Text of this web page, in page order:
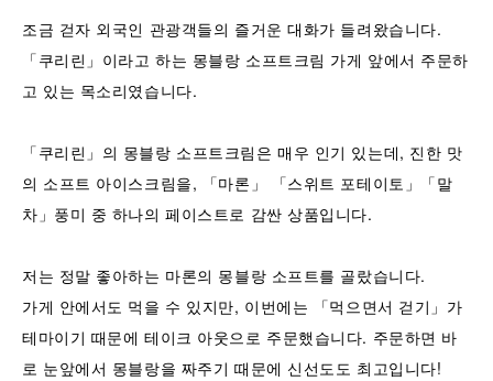
조금 걷자 외국인 관광객들의 즐거운 대화가 들려왔습니다.
「쿠리린」이라고 하는 몽블랑 소프트크림 가게 앞에서 주문하
고 있는 목소리였습니다.
「쿠리린」의 몽블랑 소프트크림은 매우 인기 있는데, 진한 맛
의 소프트 아이스크림을, 「마론」 「스위트 포테이토」「말
차」풍미 중 하나의 페이스트로 감싼 상품입니다.
저는 정말 좋아하는 마론의 몽블랑 소프트를 골랐습니다.
가게 안에서도 먹을 수 있지만, 이번에는 「먹으면서 걷기」가
테마이기 때문에 테이크 아웃으로 주문했습니다. 주문하면 바
로 눈앞에서 몽블랑을 짜주기 때문에 신선도도 최고입니다!